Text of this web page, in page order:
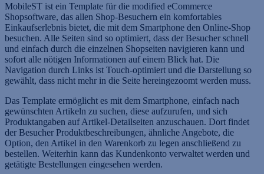
MobileST ist ein Template für die modified eCommerce
Shopsoftware, das allen Shop-Besuchern ein komfortables
Einkaufserlebnis bietet, die mit dem Smartphone den Online-Shop
besuchen. Alle Seiten sind so optimiert, dass der Besucher schnell
und einfach durch die einzelnen Shopseiten navigieren kann und
sofort alle nötigen Informationen auf einem Blick hat. Die
Navigation durch Links ist Touch-optimiert und die Darstellung so
gewählt, dass nicht mehr in die Seite hereingezoomt werden muss.
Das Template ermöglicht es mit dem Smartphone, einfach nach
gewünschten Artikeln zu suchen, diese aufzurufen, und sich
Produktangaben auf Artikel-Detailseiten anzuschauen. Dort findet
der Besucher Produktbeschreibungen, ähnliche Angebote, die
Option, den Artikel in den Warenkorb zu legen anschließend zu
bestellen. Weiterhin kann das Kundenkonto verwaltet werden und
getätigte Bestellungen eingesehen werden.